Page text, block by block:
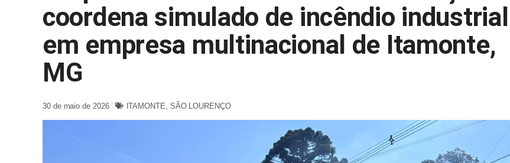
coordena simulado de incêndio industrial
em empresa multinacional de Itamonte,
MG
30 de maio de 2026 ITAMONTE, SÃO LOURENÇO